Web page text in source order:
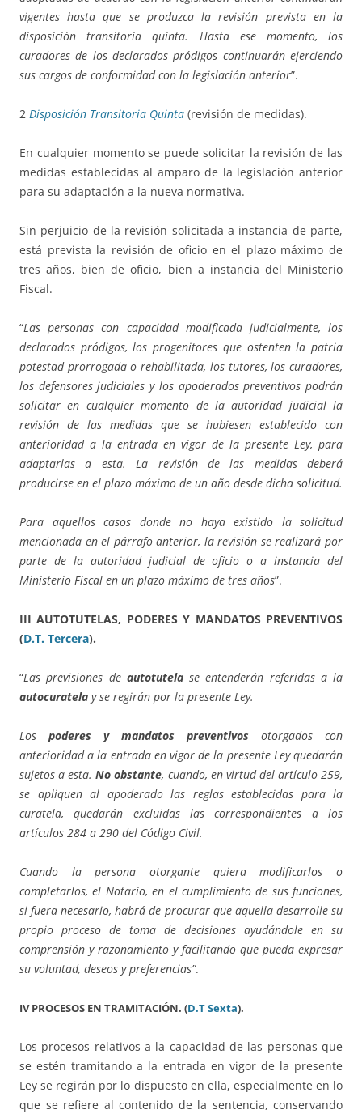
vigentes hasta que se produzca la revisión prevista en la
disposición transitoria quinta. Hasta ese momento, los
curadores de los declarados pródigos continuarán ejerciendo
sus cargos de conformidad con la legislación anterior”.
2 Disposición Transitoria Quinta (revisión de medidas).
En cualquier momento se puede solicitar la revisión de las
medidas establecidas al amparo de la legislación anterior
para su adaptación a la nueva normativa.
Sin perjuicio de la revisión solicitada a instancia de parte,
está prevista la revisión de oficio en el plazo máximo de
tres años, bien de oficio, bien a instancia del Ministerio
Fiscal.
“Las personas con capacidad modificada judicialmente, los
declarados pródigos, los progenitores que ostenten la patria
potestad prorrogada o rehabilitada, los tutores, los curadores,
los defensores judiciales y los apoderados preventivos podrán
solicitar en cualquier momento de la autoridad judicial la
revisión de las medidas que se hubiesen establecido con
anterioridad a la entrada en vigor de la presente Ley, para
adaptarlas a esta. La revisión de las medidas deberá
producirse en el plazo máximo de un año desde dicha solicitud.
Para aquellos casos donde no haya existido la solicitud
mencionada en el párrafo anterior, la revisión se realizará por
parte de la autoridad judicial de oficio o a instancia del
Ministerio Fiscal en un plazo máximo de tres años”.
III AUTOTUTELAS, PODERES Y MANDATOS PREVENTIVOS
(D.T. Tercera).
“Las previsiones de autotutelase entenderán referidas a la
autocuratela y se regirán por la presente Ley.
Los poderes y mandatos preventivos otorgados con
anterioridad a la entrada en vigor de la presente Ley quedarán
sujetos a esta. No obstante, cuando, en virtud del artículo 259,
se apliquen al apoderado las reglas establecidas para la
curatela, quedarán excluidas las correspondientes a los
artículos 284 a 290 del Código Civil.
Cuando la persona otorgante quiera modificarlos o
completarlos, el Notario, en el cumplimiento de sus funciones,
si fuera necesario, habrá de procurar que aquella desarrolle su
propio proceso de toma de decisiones ayudándole en su
comprensión y razonamiento y facilitando que pueda expresar
su voluntad, deseos y preferencias”.
IV PROCESOS EN TRAMITACIÓN. (D.T Sexta).
Los procesos relativos a la capacidad de las personas que
se estén tramitando a la entrada en vigor de la presente
Ley se regirán por lo dispuesto en ella, especialmente en lo
que se refiere al contenido de la sentencia, conservando